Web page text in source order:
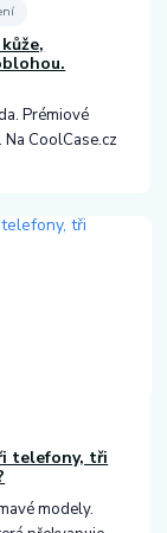
Prémiové
CoolCase.cz
telefony, tři
modely.